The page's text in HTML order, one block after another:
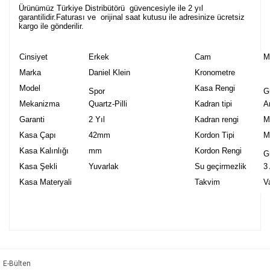
Ürünümüz Türkiye Distribütörü güvencesiyle ile 2 yıl
garantilidir.Faturası ve orijinal saat kutusu ile adresinize ücretsiz
kargo ile gönderilir.
Cinsiyet Erkek Cam
Marka
Daniel Klein
Kronometre
Model
Spor Kasa Rengi
Mekanizma
Quartz-Pilli Kadran tipi
Garanti
2 Yıl Kadran rengi
Kasa Çapı
42mm Kordon Tipi
Kasa Kalınlığı
mm Kordon Rengi
Kasa Şekli
Yuvarlak Su geçirmezlik
3
Kasa Materyali
Takvim
E-Bülten